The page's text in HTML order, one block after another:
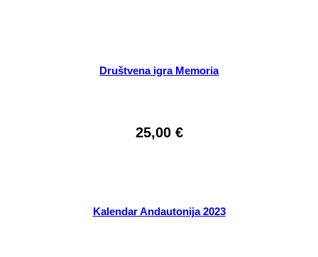
Društvena igra Memoria
25,00 €
Kalendar Andautonija 2023